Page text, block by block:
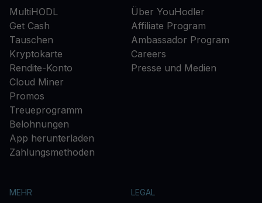
MultiHODL
Get Cash
Tauschen
Kryptokarte
Rendite-Konto
Cloud Miner
Promos
Treueprogramm
Belohnungen
App herunterladen
Zahlungsmethoden
Über YouHodler
Affiliate Program
Ambassador Program
Careers
Presse und Medien
MEHR LEGAL